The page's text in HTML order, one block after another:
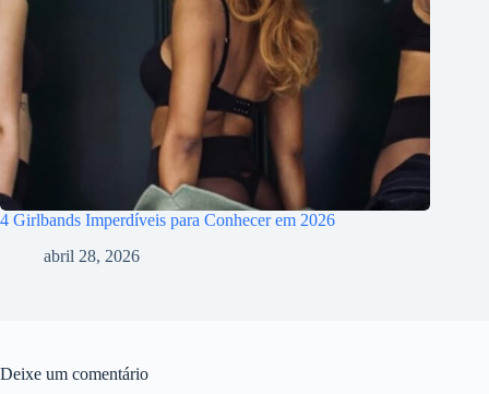
4 Girlbands Imperdíveis para Conhecer em 2026
abril 28, 2026
Deixe um comentário